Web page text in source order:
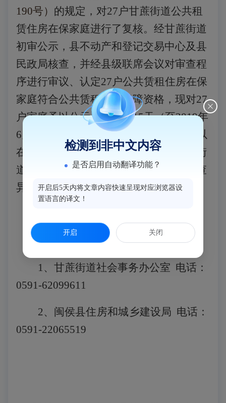
190号） 的规定，对27户甘蔗街道公共租
赁住房在保家庭进行了复核。经甘蔗街道
初审公示，县不动产和登记交易中心及县
民政局核查，并经县级联席会议对审查程
序进行审议、认定27户公共赁租住房在保
家庭符合公共赁租住房保障资格，现对27
户家庭予以公示，公示期15天（至2019年
6月5日止）。对公示对象有异议的，可以
在公示期内书面向公示对象所在地甘蔗街
道或我局举报。公示期满无异议或经调查
异议不成立的，予以登记保障资格。
举报电话：
1、甘蔗街道社会事务办公室 电话：
0591-62099611
2、 闽侯县住房和城乡建设局 电话：
0591-22065519
检测到非中文内容
是否启用自动翻译功能？
开启后5天内将文章内容快速呈现对应浏览器设
置语言的译文！
开启 关闭